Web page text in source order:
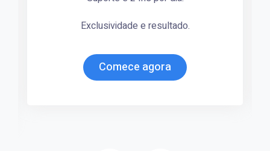
Exclusividade e resultado.
Comece agora